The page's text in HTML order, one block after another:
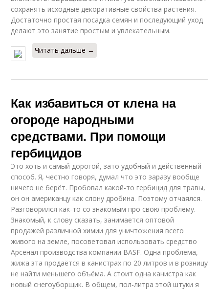
сохранять исходные декоративные свойства растения.
Достаточно простая посадка семян и последующий уход
делают это занятие простым и увлекательным.
Читать дальше →
Как избавиться от клена на
огороде народными
средствами. При помощи
гербицидов
Это хоть и самый дорогой, зато удобный и действенный
способ. Я, честно говоря, думал что это заразу вообще
ничего не берёт. Пробовал какой-то гербицид для травы,
он он американцу как слону дробина. Поэтому отчаялся.
Разговорился как-то со знакомым про свою проблему.
Знакомый, к слову сказать, занимается оптовой
продажей различной химии для уничтожения всего
живого на земле, посоветовал использовать средство
Арсенал производства компании BASF. Одна проблема,
жижа эта продаётся в канистрах по 20 литров и в розницу
не найти меньшего объёма. А стоит одна канистра как
новый снегоуборщик. В общем, пол-литра этой штуки я